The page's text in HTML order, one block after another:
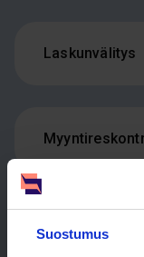
Suostumus
Laskunvälitys